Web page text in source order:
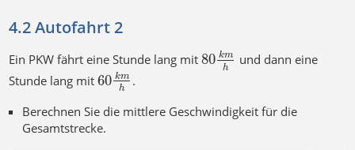
4.2 Autofahrt 2
Ein PKW fährt eine Stunde lang mit80 km
h
und dann eine
Stunde lang mit60 km
h
.
Berechnen Sie die mittlere Geschwindigkeit für die
Gesamtstrecke.